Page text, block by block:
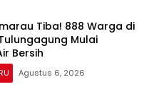
Tiba! 888 Warga di
Mulai
Bersih
Agustus 6, 2026